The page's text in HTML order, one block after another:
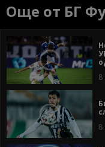
Още от БГ
8
8